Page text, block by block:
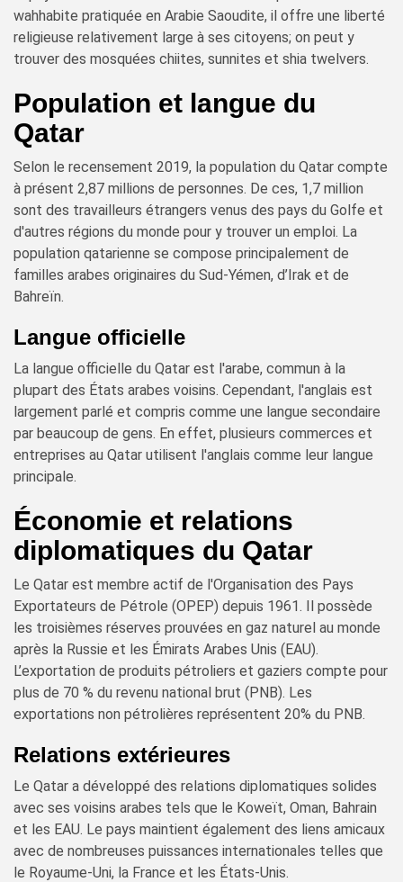
wahhabite pratiquée en Arabie Saoudite, il offre une liberté
religieuse relativement large à ses citoyens; on peut y
trouver des mosquées chiites, sunnites et shia twelvers.
Population et langue du
Qatar
Selon le recensement 2019, la population du Qatar compte
à présent 2,87 millions de personnes. De ces, 1,7 million
sont des travailleurs étrangers venus des pays du Golfe et
d'autres régions du monde pour y trouver un emploi. La
population qatarienne se compose principalement de
familles arabes originaires du Sud-Yémen, d’Irak et de
Bahreïn.
Langue officielle
La langue officielle du Qatar est l'arabe, commun à la
plupart des États arabes voisins. Cependant, l'anglais est
largement parlé et compris comme une langue secondaire
par beaucoup de gens. En effet, plusieurs commerces et
entreprises au Qatar utilisent l'anglais comme leur langue
principale.
Économie et relations
diplomatiques du Qatar
Le Qatar est membre actif de l'Organisation des Pays
Exportateurs de Pétrole (OPEP) depuis 1961. Il possède
les troisièmes réserves prouvées en gaz naturel au monde
après la Russie et les Émirats Arabes Unis (EAU).
L’exportation de produits pétroliers et gaziers compte pour
plus de 70 % du revenu national brut (PNB). Les
exportations non pétrolières représentent 20% du PNB.
Relations extérieures
Le Qatar a développé des relations diplomatiques solides
avec ses voisins arabes tels que le Koweït, Oman, Bahrain
et les EAU. Le pays maintient également des liens amicaux
avec de nombreuses puissances internationales telles que
le Royaume-Uni, la France et les États-Unis.